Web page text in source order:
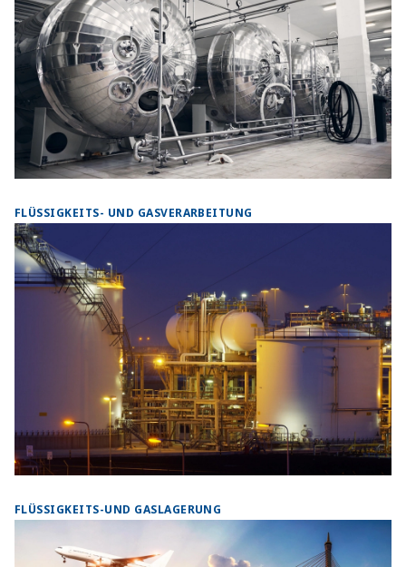
FLÜSSIGKEITS- UND GASVERARBEITUNG
FLÜSSIGKEITS-UND GASLAGERUNG